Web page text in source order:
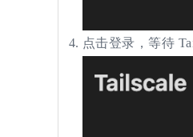
点击登录，等待